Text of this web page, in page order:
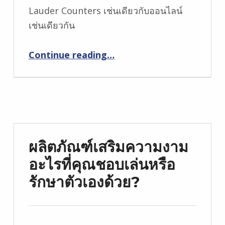
Lauder Counters เช่นเดียวกับออนไลน์
เช่นเดียวกัน
Continue reading“ESTEE Lauder สีที่บริสุทธิ์ความอิจฉาอายแชโดว์ 5 สีรวมกันในกล้วยไม้อิจฉา”
…
ผลิตภัณฑ์เสริมความงาม
อะไรที่คุณชอบเล่นหรือ
รักษาตัวเองด้วย?